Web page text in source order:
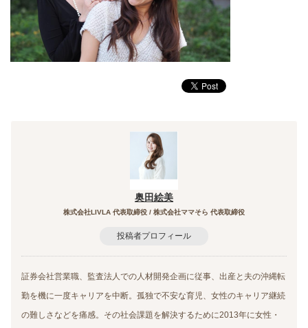
奥田絵美
株式会社LIVLA 代表取締役 / 株式会社ママそら 代表取締役
投稿者プロフィール
証券会社営業職、監査法人での人材開発企画に従事、出産と夫の沖縄転
勤を機に一度キャリアを中断。孤独で不安な育児、女性のキャリア継続
の難しさなどを痛感。その社会課題を解決するために2013年に女性・